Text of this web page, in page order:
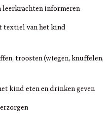
leerkrachten informeren
textiel van het kind
troosten (wiegen, knuffelen,
kind eten en drinken geven